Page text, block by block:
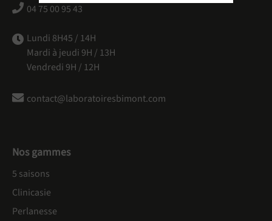
04 75 00 95 43
Lundi 8H45 / 14H
Mardi à jeudi 9H / 13H
Vendredi 9H / 12H
contact@laboratoiresbimont.com
Nos gammes
5 saisons
Clinicasie
Perlanesse